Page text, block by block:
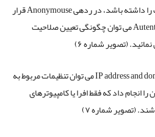
هر کاربری که قصد ورود به سایت را داشته باشد، در ردهی Anonymouse قرار
می گیرد. در قسمت Autentication access می توان چگونگی تعیین صلاحیت
(تصویر شماره ۶)
در قسمت IP address and domain name restriction می توان تنظیمات مربوط به
داد که فقط افرا یا کامپیوترهای
(تصویر شماره ۷)